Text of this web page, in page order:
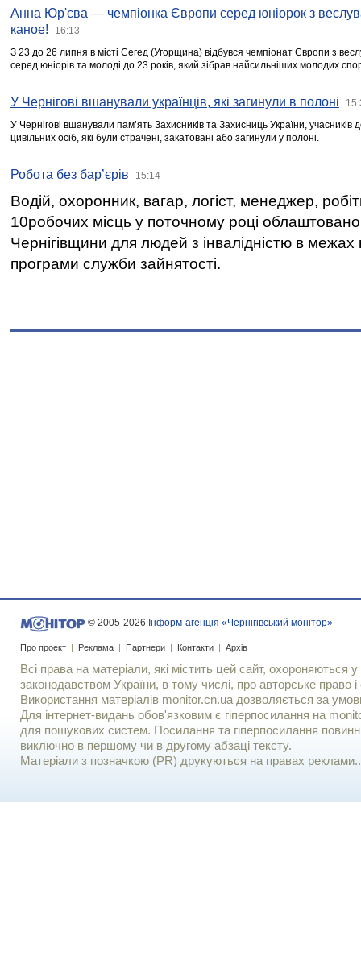
Анна Юр'єва — чемпіонка Європи серед юніорок з
каное!
16:13
З 23 до 26 липня в місті Сегед (Угорщина) відбувся чемпіонат Європи з
серед юніорів та молоді до 23 років, який зібрав найсильніших молодих
У Чернігові вшанували українців, які загинули в полоні
У Чернігові вшанували пам’ять Захисників та Захисниць України,
цивільних осіб, які були страчені, закатовані або загинули у полоні.
Робота без бар’єрів 15:14
Водій, охоронник, вагар, логіст, менеджер,
10робочих місць у поточному році
Чернігівщини для людей з інвалідністю в межах
програми служби зайнятості.
© 2005-2026 Інформ-агенція «Чернігівський монітор»
Про проект | Реклама | Партнери | Контакти | Архів
Всі права на матеріали, які містить цей сайт, охороняються у
законодавством України, в тому числі, про авторське право і
Використання матерiалiв monitor.cn.ua дозволяється за
Для iнтернет-видань обов'язковим є гiперпосилання на
для пошукових систем. Посилання та гіперпосилання
виключно в першому чи в другому абзаці тексту.
Матеріали з позначкою (PR) друкуються на правах реклами..